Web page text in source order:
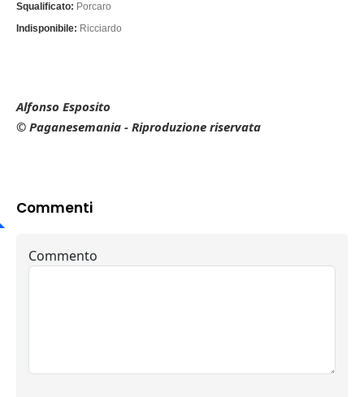
Squalificato: Porcaro
Indisponibile: Ricciardo
Alfonso Esposito
© Paganesemania - Riproduzione riservata
Commenti